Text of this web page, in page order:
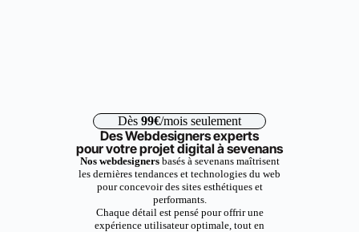
Dès 99€/mois seulement
Des Webdesigners experts
pour votre projet digital à sevenans
Nos webdesignersbasés à sevenans maîtrisent
les dernières tendances et technologies du web
pour concevoir des sites esthétiques et
performants.
Chaque détail est pensé pour offrir une
expérience utilisateur optimale, tout en